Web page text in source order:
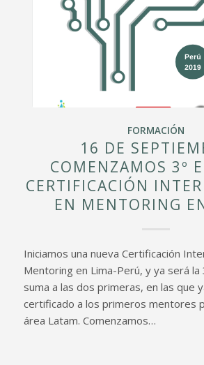
FORMACIÓN
16 DE
COMENZAMOS 3º
CERTIFICACIÓN
EN MENTORING
Iniciamos una nueva Certificación
Mentoring en Lima-Perú, y ya será la
suma a las dos primeras, en las que
certificado a los primeros mentores
área Latam. Comenzamos…